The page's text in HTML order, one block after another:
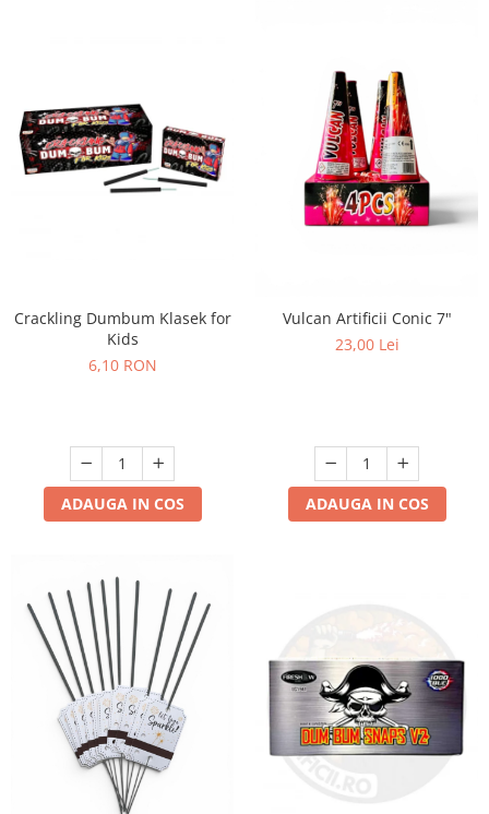
Crackling Dumbum Klasek for
Kids
6,10 RON
ADAUGA IN COS
Vulcan Artificii Conic 7"
23,00 Lei
ADAUGA IN COS